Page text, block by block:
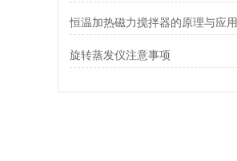
恒温加热磁力搅拌器的原理与应用
旋转蒸发仪注意事项